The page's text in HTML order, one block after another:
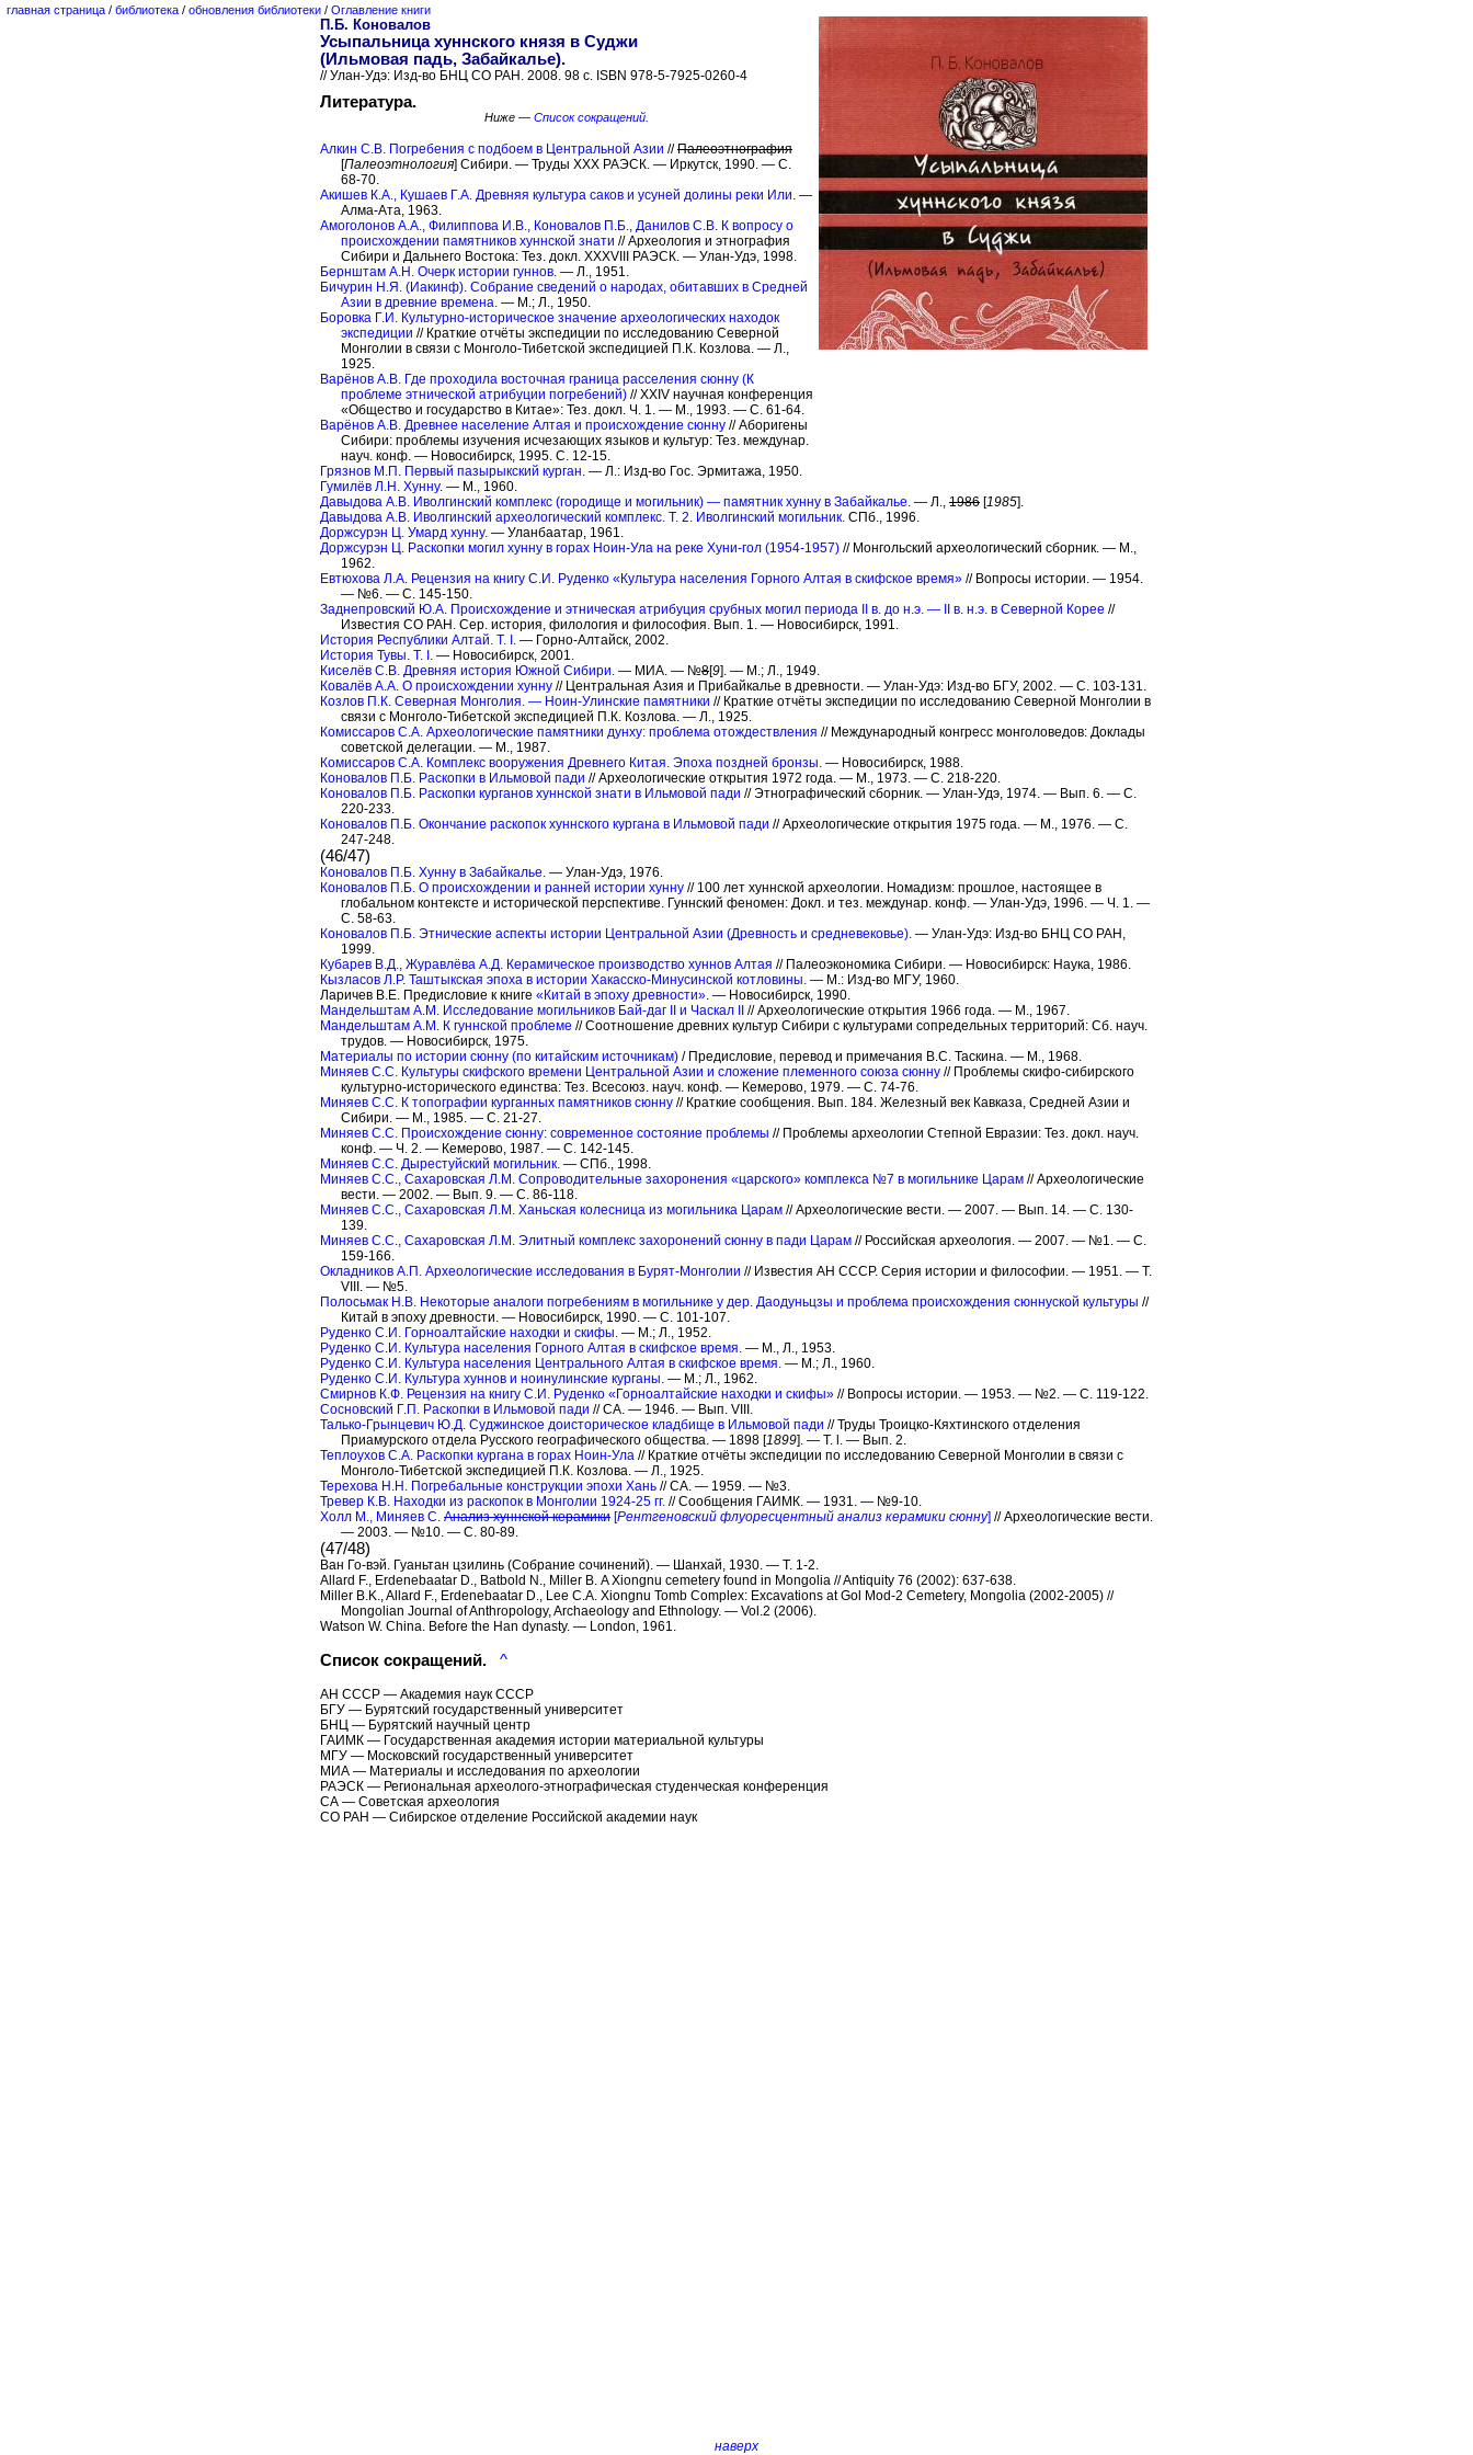
главная страница / библиотека / обновления библиотеки / Оглавление книги
П.Б. Коновалов
Усыпальница хуннского князя в Суджи
(Ильмовая падь, Забайкалье).
// Улан-Удэ: Изд-во БНЦ СО РАН. 2008. 98 с. ISBN 978-5-7925-0260-4
Литература.
Ниже — Список сокращений.
Алкин С.В. Погребения с подбоем в Центральной Азии //Палеоэтнография
[Палеоэтнология] Сибири. — Труды XXX РАЭСК. — Иркутск, 1990. — С.
68-70.
Акишев К.Α., Кушаев Г.А. Древняя культура саков и усуней долины реки Или. —
Алма-Ата, 1963.
Амоголонов Α.Α., Филиппова И.В., Коновалов П.Б., Данилов С.В. К вопросу о
происхождении памятников хуннской знати // Археология и этнография
Сибири и Дальнего Востока: Тез. докл. XXXVIII РАЭСК. — Улан-Удэ, 1998.
Бернштам А.Н. Очерк истории гуннов. — Л., 1951.
Бичурин Н.Я. (Иакинф). Собрание сведений о народах, обитавших в Средней
Азии в древние времена.— М.; Л., 1950.
Боровка Г.И. Культурно-историческое значение археологических находок
экспедиции // Краткие отчёты экспедиции по исследованию Северной
Монголии в связи с Монголо-Тибетской экспедицией П.К. Козлова. — Л.,
1925.
Варёнов А.В. Где проходила восточная граница расселения сюнну (К
проблеме этнической атрибуции погребений)// XXIV научная конференция
«Общество и государство в Китае»: Тез. докл. Ч. 1. — М., 1993. — С. 61-64.
Варёнов А.В. Древнее население Алтая и происхождение сюнну // Аборигены
Сибири: проблемы изучения исчезающих языков и культур: Тез. междунар.
науч. конф. — Новосибирск, 1995. С. 12-15.
Грязнов М.П. Первый пазырыкский курган. — Л.: Изд-во Гос. Эрмитажа, 1950.
Гумилёв Л.Н. Хунну. — М., 1960.
Давыдова А.В. Иволгинский комплекс (городище и могильник) — памятник хунну в Забайкалье. — Л., 1986 [1985].
Давыдова А.В. Иволгинский археологический комплекс. Т. 2. Иволгинский могильник. СПб., 1996.
Доржсурэн Ц. Умард хунну. — Уланбаатар, 1961.
Доржсурэн Ц. Раскопки могил хунну в горах Ноин-Ула на реке Хуни-гол (1954-1957) // Монгольский археологический сборник. — М.,
1962.
Евтюхова Л.А. Рецензия на книгу С.И. Руденко «Культура населения Горного Алтая в скифское время» // Вопросы истории. — 1954.
— №6. — С. 145-150.
Заднепровский Ю.А. Происхождение и этническая атрибуция срубных могил периода II в. до н.э. — II в. н.э. в Северной Корее //
Известия СО РАН. Сер. история, филология и философия. Вып. 1. — Новосибирск, 1991.
История Республики Алтай. Т. I. — Горно-Алтайск, 2002.
История Тувы. Т. I. — Новосибирск, 2001.
Киселёв С.В. Древняя история Южной Сибири. — МИА. — №8[9]. — М.; Л., 1949.
Ковалёв А.А. О происхождении хунну // Центральная Азия и Прибайкалье в древности. — Улан-Удэ: Изд-во БГУ, 2002. — С. 103-131.
Козлов П.К. Северная Монголия. — Ноин-Улинские памятники // Краткие отчёты экспедиции по исследованию Северной Монголии в
связи с Монголо-Тибетской экспедицией П.К. Козлова. — Л., 1925.
Комиссаров С.А. Археологические памятники дунху: проблема отождествления // Международный конгресс монголоведов: Доклады
советской делегации. — М., 1987.
Комиссаров С.А. Комплекс вооружения Древнего Китая. Эпоха поздней бронзы. — Новосибирск, 1988.
Коновалов П.Б. Раскопки в Ильмовой пади // Археологические открытия 1972 года. — М., 1973. — С. 218-220.
Коновалов П.Б. Раскопки курганов хуннской знати в Ильмовой пади // Этнографический сборник. — Улан-Удэ, 1974. — Вып. 6. — С.
220-233.
Коновалов П.Б. Окончание раскопок хуннского кургана в Ильмовой пади // Археологические открытия 1975 года. — М., 1976. — С.
247-248.
(46/47)
Коновалов П.Б. Хунну в Забайкалье. — Улан-Удэ, 1976.
Коновалов П.Б. О происхождении и ранней истории хунну // 100 лет хуннской археологии. Номадизм: прошлое, настоящее в
глобальном контексте и исторической перспективе. Гуннский феномен: Докл. и тез. междунар. конф. — Улан-Удэ, 1996. — Ч. 1. —
С. 58-63.
Коновалов П.Б. Этнические аспекты истории Центральной Азии (Древность и средневековье). — Улан-Удэ: Изд-во БНЦ СО РАН,
1999.
Кубарев В.Д., Журавлёва А.Д. Керамическое производство хуннов Алтая // Палеоэкономика Сибири. — Новосибирск: Наука, 1986.
Кызласов Л.Р. Таштыкская эпоха в истории Хакасско-Минусинской котловины. — М.: Изд-во МГУ, 1960.
Ларичев В.Е. Предисловие к книге «Китай в эпоху древности». — Новосибирск, 1990.
Мандельштам А.М. Исследование могильников Бай-даг II и Часкал II
// Археологические открытия 1966 года. — М., 1967.
Мандельштам А.М. К гуннской проблеме // Соотношение древних культур Сибири с культурами сопредельных территорий: Сб. науч.
трудов. — Новосибирск, 1975.
Материалы по истории сюнну (по китайским источникам) / Предисловие, перевод и примечания В.С. Таскина. — М., 1968.
Миняев С.С. Культуры скифского времени Центральной Азии и сложение племенного союза сюнну // Проблемы скифо-сибирского
культурно-исторического единства: Тез. Всесоюз. науч. конф. — Кемерово, 1979. — С. 74-76.
Миняев С.С. К топографии курганных памятников сюнну // Краткие сообщения. Вып. 184. Железный век Кавказа, Средней Азии и
Сибири. — М., 1985. — С. 21-27.
Миняев С.С. Происхождение сюнну: современное состояние проблемы // Проблемы археологии Степной Евразии: Тез. докл. науч.
конф. — Ч. 2. — Кемерово, 1987. — С. 142-145.
Миняев С.С. Дырестуйский могильник. — СПб., 1998.
Миняев С.С., Сахаровская Л.М. Сопроводительные захоронения «царского» комплекса №7 в могильнике Царам // Археологические
вести. — 2002. — Вып. 9. — С. 86-118.
Миняев С.С., Сахаровская Л.М. Ханьская колесница из могильника Царам // Археологические вести. — 2007. — Вып. 14. — С. 130-
139.
Миняев С.С., Сахаровская Л.М. Элитный комплекс захоронений сюнну в пади Царам // Российская археология. — 2007. — №1. — С.
159-166.
Окладников А.П. Археологические исследования в Бурят-Монголии // Известия АН СССР. Серия истории и философии. — 1951. — Т.
VIII. — №5.
Полосьмак Н.В. Некоторые аналоги погребениям в могильнике у дер. Даодуньцзы и проблема происхождения сюннуской культуры //
Китай в эпоху древности. — Новосибирск, 1990. — С. 101-107.
Руденко С.И. Горноалтайские находки и скифы. — М.; Л., 1952.
Руденко С.И. Культура населения Горного Алтая в скифское время. — М., Л., 1953.
Руденко С.И. Культура населения Центрального Алтая в скифское время. — М.; Л., 1960.
Руденко С.И. Культура хуннов и ноинулинские курганы. — М.; Л., 1962.
Смирнов К.Ф. Рецензия на книгу С.И. Руденко «Горноалтайские находки и скифы» // Вопросы истории. — 1953. — №2. — С. 119-122.
Сосновский Г.П. Раскопки в Ильмовой пади // СА. — 1946. — Вып. VIII.
Талько-Грынцевич Ю.Д. Суджинское доисторическое кладбище в Ильмовой пади // Труды Троицко-Кяхтинского отделения
Приамурского отдела Русского географического общества. — 1898 [1899]. — Т. l. — Вып. 2.
Теплоухов С.А. Раскопки кургана в горах Ноин-Ула // Краткие отчёты экспедиции по исследованию Северной Монголии в связи с
Монголо-Тибетской экспедицией П.К. Козлова. — Л., 1925.
Терехова Н.Н. Погребальные конструкции эпохи Хань // СА. — 1959. — №3.
Тревер К.В. Находки из раскопок в Монголии 1924-25 гг. // Сообщения ГАИМК. — 1931. — №9-10.
Холл М., Миняев С. Анализ хуннской керамики [Рентгеновский флуоресцентный анализ керамики сюнну] // Археологические вести.
— 2003. — №10. — С. 80-89.
(47/48)
Ван Го-вэй. Гуаньтан цзилинь (Собрание сочинений). — Шанхай, 1930. — Т. 1-2.
Allard F., Erdenebaatar D., Batbold Ν., Miller В. A Xiongnu cemetery found in Mongolia // Antiquity 76 (2002): 637-638.
Miller B.K., Allard F., Erdenebaatar D., Lee С.A. Xiongnu Tomb Complex: Excavations at Gol Mod-2 Cemetery, Mongolia (2002-2005) //
Mongolian Journal of Anthropology, Archaeology and Ethnology. — Vol.2 (2006).
Watson W. China. Before the Han dynasty. — London, 1961.
Список сокращений. ^
АН СССР — Академия наук СССР
БГУ — Бурятский государственный университет
БНЦ — Бурятский научный центр
ГАИМК — Государственная академия истории материальной культуры
МГУ — Московский государственный университет
МИА — Материалы и исследования по археологии
РАЭСК — Региональная археолого-этнографическая студенческая конференция
СА — Советская археология
СО РАН — Сибирское отделение Российской академии наук
наверх